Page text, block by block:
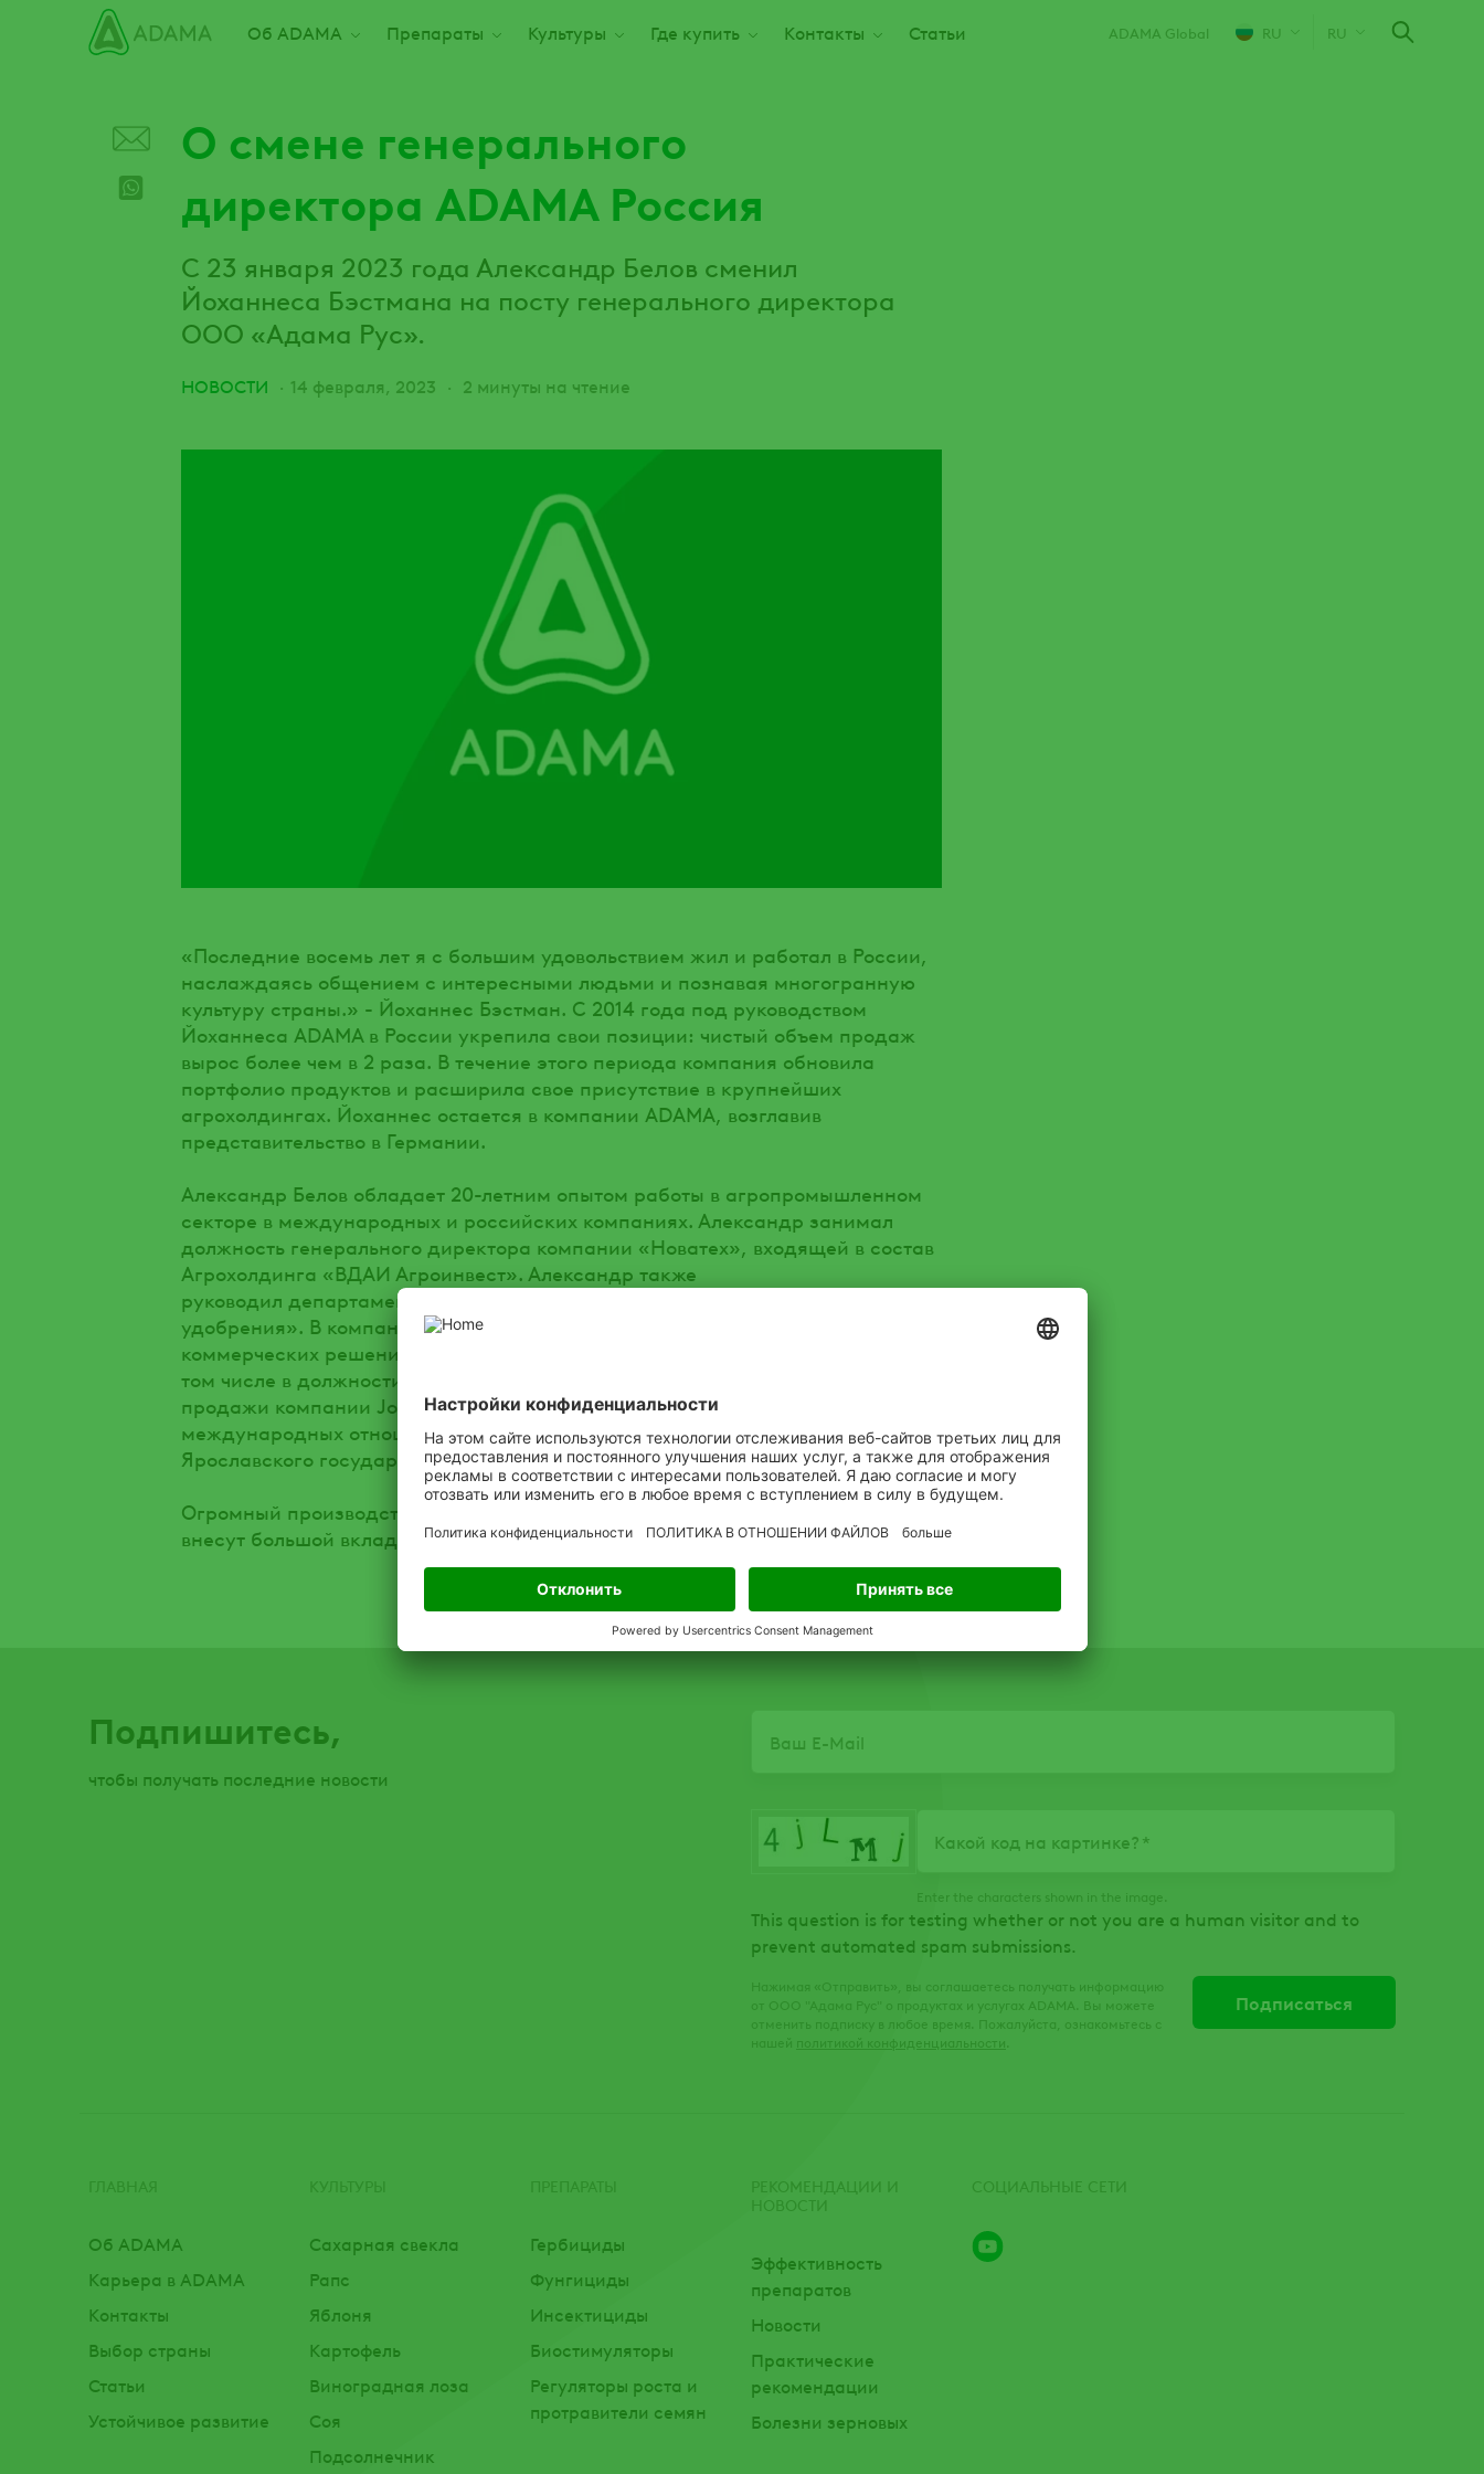
Об ADAMA Препараты Культуры Где купить Контакты Статьи ADAMA Global RU RU
О смене генерального
директора ADAMA Россия
С 23 января 2023 года Александр Белов сменил
Йоханнеса Бэстмана на посту генерального директора
ООО «Адама Рус».
НОВОСТИ 14 февраля, 2023 2 минуты на чтение
«Последние восемь лет я с большим удовольствием жил и работал в России,
наслаждаясь общением с интересными людьми и познавая многогранную
культуру страны.» - Йоханнес Бэстман. С 2014 года под руководством
Йоханнеса ADAMA в России укрепила свои позиции: чистый объем продаж
вырос более чем в 2 раза. В течение этого периода компания обновила
портфолио продуктов и расширила свое присутствие в крупнейших
агрохолдингах. Йоханнес остается в компании ADAMA, возглавив
представительство в Германии.
Александр Белов обладает 20-летним опытом работы в агропромышленном
секторе в международных и российских компаниях. Александр занимал
должность генерального директора компании «Новатех», входящей в состав
Агрохолдинга «ВДАИ Агроинвест». Александр также
руководил департаментом продаж в России и СНГ в компании «Еврохим-
удобрения». В компании «Сингента» работал Директором по маркетингу и
коммерческих решений. На протяжении 10 лет работал в компании AGCO, в
том числе в должности Генерального директора в России. Возглавлял
продажи компании John Deere в России. Александр имеет два диплома:
международных отношений Университета Альберты, Канада и политологии
Ярославского государственного университета.
Огромный производственный опыт и знания Александра, несомненно,
внесут большой вклад в развитие ADAMA в России и Беларуси.
Подпишитесь,
чтобы получать последние новости
Какой код на картинке?
Enter the characters shown in the image.
This question is for testing whether or not you are a human visitor and to
prevent automated spam submissions.
Нажимая «Отправить», вы соглашаетесь получать информацию
от ООО "Адама Рус" о продуктах и услугах ADAMA. Вы можете
отменить подписку в любое время. Пожалуйста, ознакомьтесь с
политикой конфиденциальности
Об ADAMA
Карьера в ADAMA
Контакты
Выбор страны
Статьи
Устойчивое развитие
Сахарная свекла
Рапс
Яблоня
Картофель
Виноградная лоза
Соя
Подсолнечник
Гербициды
Фунгициды
Инсектициды
Биостимуляторы
Регуляторы роста и
протравители семян
РЕКОМЕНДАЦИИ И
НОВОСТИ
Эффективность
препаратов
Новости
Практические
рекомендации
Болезни зерновых
СОЦИАЛЬНЫЕ СЕТИ
Youtube